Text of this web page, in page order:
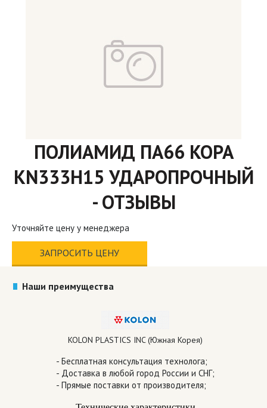
ПОЛИАМИД ПА66 KOPA
KN333H15 УДАРОПРОЧНЫЙ
- ОТЗЫВЫ
Уточняйте цену у менеджера
ЗАПРОСИТЬ ЦЕНУ
Наши преимущества
KOLON PLASTICS INC (Южная Корея)
- Бесплатная консультация технолога;
- Доставка в любой город России и СНГ;
- Прямые поставки от производителя;